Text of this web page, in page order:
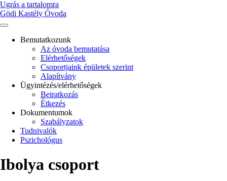
Ugrás a tartalomra
Gödi Kastély Óvoda
Bemutatkozunk
Az óvoda bemutatása
Elérhetőségek
Csoportjaink épületek szerint
Alapítvány
Ügyintézés/elérhetőségek
Beiratkozás
Étkezés
Dokumentumok
Szabályzatok
Tudnivalók
Pszichológus
Ibolya csoport